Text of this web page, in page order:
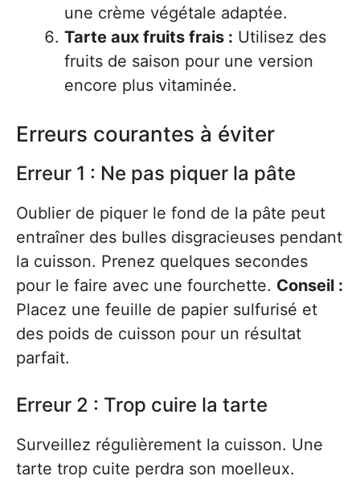
une crème végétale adaptée.
Tarte aux fruits frais : Utilisez des
fruits de saison pour une version
encore plus vitaminée.
Erreurs courantes à éviter
Erreur 1 : Ne pas piquer la pâte
Oublier de piquer le fond de la pâte peut
entraîner des bulles disgracieuses pendant
la cuisson. Prenez quelques secondes
pour le faire avec une fourchette. Conseil :
Placez une feuille de papier sulfurisé et
des poids de cuisson pour un résultat
parfait.
Erreur 2 : Trop cuire la tarte
Surveillez régulièrement la cuisson. Une
tarte trop cuite perdra son moelleux.